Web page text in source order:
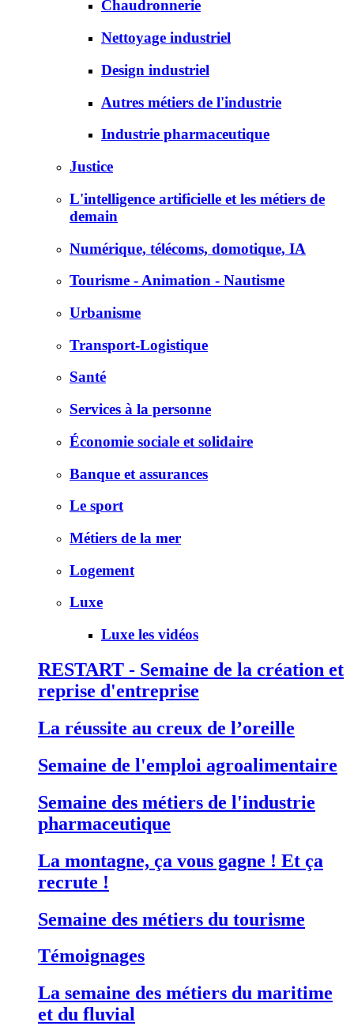
Chaudronnerie
Nettoyage industriel
Design industriel
Autres métiers de l'industrie
Industrie pharmaceutique
Justice
L'intelligence artificielle et les métiers de
demain
Numérique, télécoms, domotique, IA
Tourisme - Animation - Nautisme
Urbanisme
Transport-Logistique
Santé
Services à la personne
Économie sociale et solidaire
Banque et assurances
Le sport
Métiers de la mer
Logement
Luxe
Luxe les vidéos
RESTART - Semaine de la création et
reprise d'entreprise
La réussite au creux de l’oreille
Semaine de l'emploi agroalimentaire
Semaine des métiers de l'industrie
pharmaceutique
La montagne, ça vous gagne ! Et ça
recrute !
Semaine des métiers du tourisme
Témoignages
La semaine des métiers du maritime
et du fluvial